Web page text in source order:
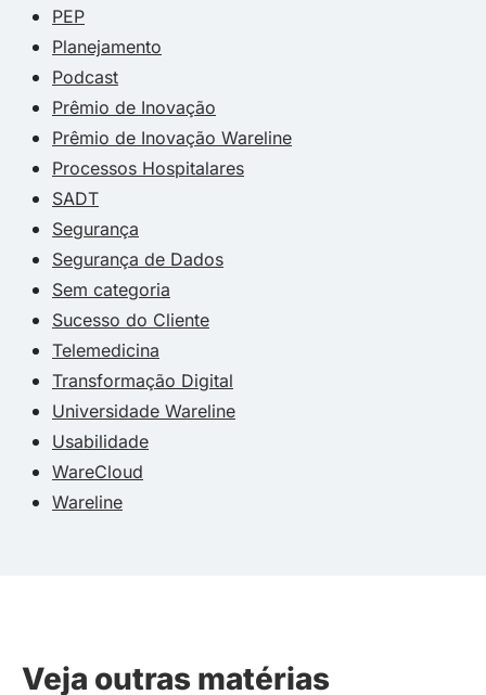
PEP
Planejamento
Podcast
Prêmio de Inovação
Prêmio de Inovação Wareline
Processos Hospitalares
SADT
Segurança
Segurança de Dados
Sem categoria
Sucesso do Cliente
Telemedicina
Transformação Digital
Universidade Wareline
Usabilidade
WareCloud
Wareline
Veja outras matérias